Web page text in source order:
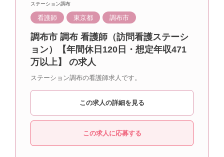
ステーション調布
看護師 東京都 調布市
調布市 調布 看護師（訪問看護ステーシ
ョン）【年間休日120日・想定年収471
万以上】 の求人
ステーション調布の看護師求人です。
この求人の詳細を見る
この求人に応募する